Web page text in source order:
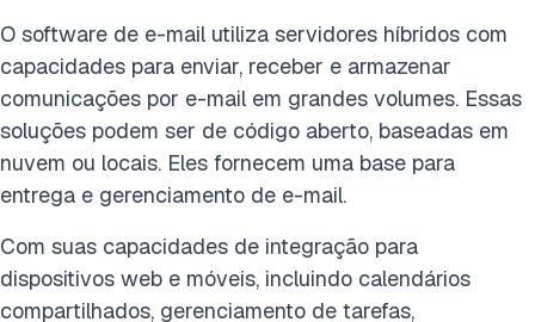
O software de e-mail utiliza servidores híbridos com
capacidades para enviar, receber e armazenar
comunicações por e-mail em grandes volumes. Essas
soluções podem ser de código aberto, baseadas em
nuvem ou locais. Eles fornecem uma base para
entrega e gerenciamento de e-mail.
Com suas capacidades de integração para
dispositivos web e móveis, incluindo calendários
compartilhados, gerenciamento de tarefas,